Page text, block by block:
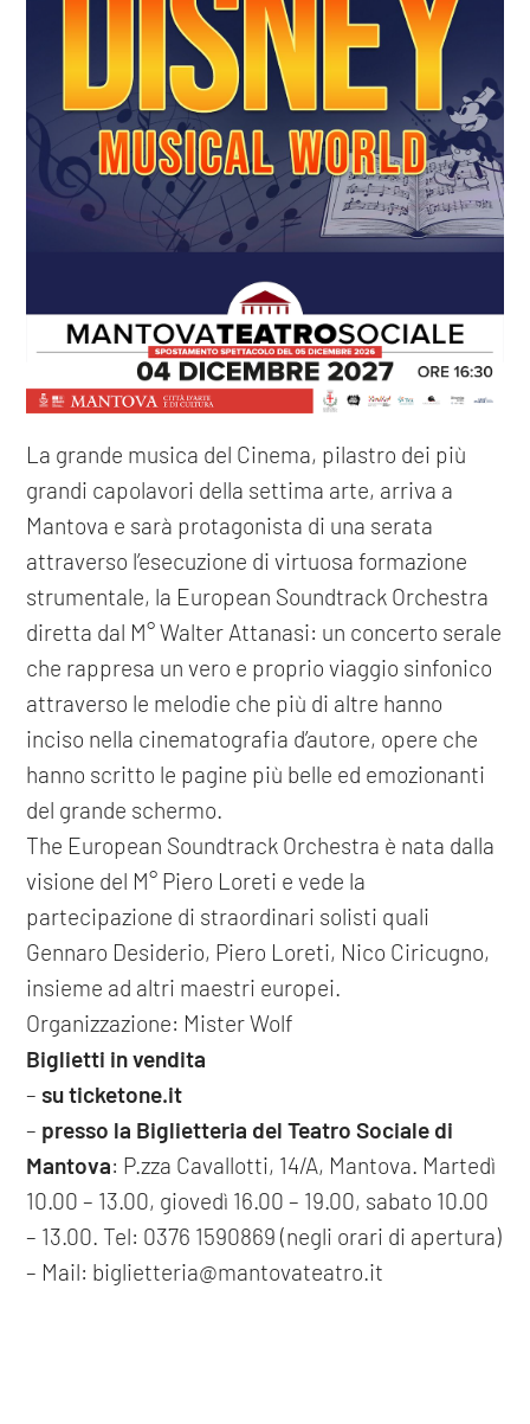
La grande musica del Cinema, pilastro dei più
grandi capolavori della settima arte, arriva a
Mantova e sarà protagonista di una serata
attraverso l’esecuzione di virtuosa formazione
strumentale, la European Soundtrack Orchestra
diretta dal M° Walter Attanasi: un concerto serale
che rappresa un vero e proprio viaggio sinfonico
attraverso le melodie che più di altre hanno
inciso nella cinematografia d’autore, opere che
hanno scritto le pagine più belle ed emozionanti
del grande schermo.
The European Soundtrack Orchestra è nata dalla
visione del M° Piero Loreti e vede la
partecipazione di straordinari solisti quali
Gennaro Desiderio, Piero Loreti, Nico Ciricugno,
insieme ad altri maestri europei.
Organizzazione: Mister Wolf
Biglietti in vendita
–su ticketone.it
– presso la Biglietteria del Teatro Sociale di
Mantova: P.zza Cavallotti, 14/A, Mantova. Martedì
10.00 – 13.00, giovedì 16.00 – 19.00, sabato 10.00
– 13.00. Tel: 0376 1590869 (negli orari di apertura)
– Mail: biglietteria@mantovateatro.it